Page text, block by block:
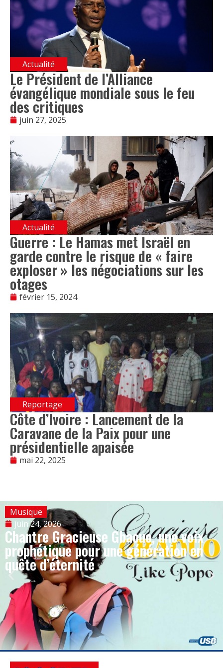
Actualité
Le Président de l’Alliance
évangélique mondiale sous le feu
des critiques
juin 27, 2025
Actualité
Guerre : Le Hamas met Israël en
garde contre le risque de « faire
exploser » les négociations sur les
otages
février 15, 2024
Reportage
Côte d’Ivoire : Lancement de la
Caravane de la Paix pour une
présidentielle apaisée
mai 22, 2025
Musique
juin 24, 2026
Chantre Gracieuse Gbaouo, une voix
prophétique pour une génération en
quête d’éternité